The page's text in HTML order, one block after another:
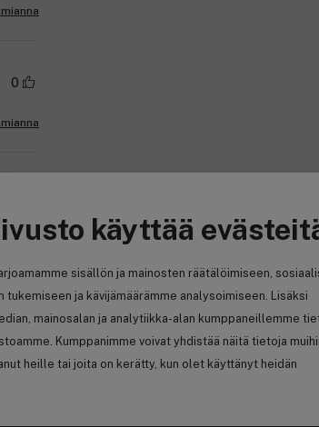
käyttää
sisällön ja mainosten räätälöimiseen,
tukemiseen ja kävijämäärämme analysoimiseen. Lisäksi
mainosalan ja analytiikka-alan kumppaneillemme
Kumppanimme voivat yhdistää näitä tietoja
heille tai joita on kerätty, kun olet käyttänyt heidän
0